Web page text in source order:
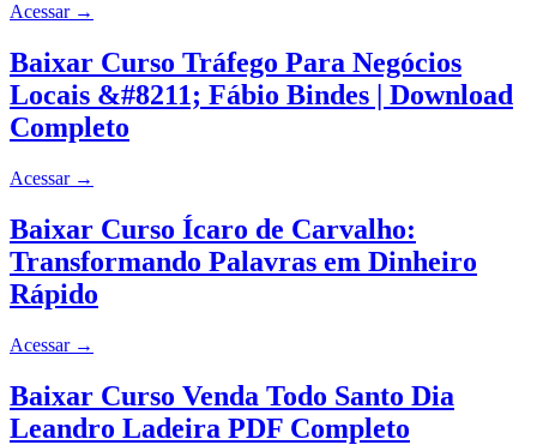
Acessar →
Baixar Curso Tráfego Para Negócios
Locais &#8211; Fábio Bindes | Download
Completo
Acessar →
Baixar Curso Ícaro de Carvalho:
Transformando Palavras em Dinheiro
Rápido
Acessar →
Baixar Curso Venda Todo Santo Dia
Leandro Ladeira PDF Completo